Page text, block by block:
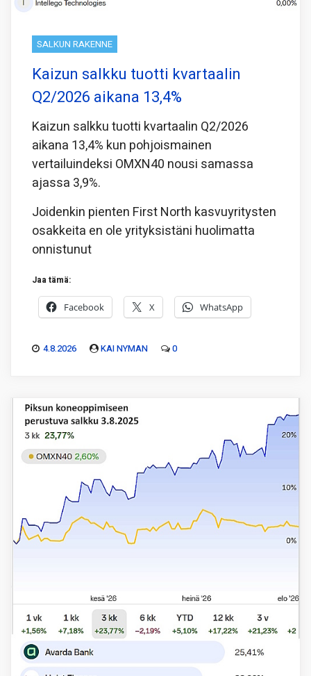
SALKUN RAKENNE
Kaizun salkku tuotti kvartaalin
Q2/2026 aikana 13,4%
Kaizun salkku tuotti kvartaalin Q2/2026
aikana 13,4% kun pohjoismainen
vertailuindeksi OMXN40 nousi samassa
ajassa 3,9%.
Joidenkin pienten First North kasvuyritysten
osakkeita en ole yrityksistäni huolimatta
onnistunut
Jaa tämä:
Facebook X WhatsApp
4.8.2026 KAI NYMAN 0